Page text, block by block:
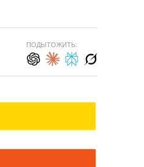
ПОДЫТОЖИТЬ: